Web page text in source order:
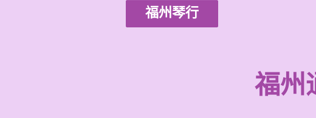
福州琴行
福州